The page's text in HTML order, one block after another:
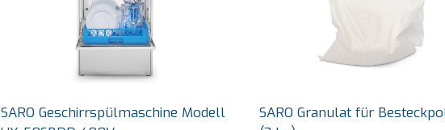
SARO Geschirrspülmaschine Modell
SARO Granulat für